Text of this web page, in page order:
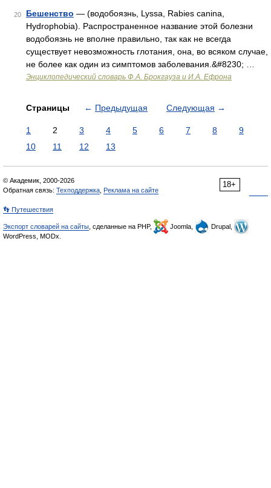
20 Бешенство — (водобоязнь, Lyssa, Rabies canina,
Hydrophobia). Распространенное название этой болезни
водобоязнь не вполне правильно, так как не всегда
существует невозможность глотания, она, во всяком случае,
не более как один из симптомов заболевания.&#8230; …
Энциклопедический словарь Ф.А. Брокгауза и И.А. Ефрона
Страницы ← Предыдущая Следующая →
1 2 3 4 5 6 7 8
9
10
11 12 13
18+
© Академик, 2000-2026
Обратная связь: Техподдержка Реклама на сайте
👣 Путешествия
Экспорт словарей на сайты , сделанные на PHP, Joomla,
Drupal,
WordPress, MODx.